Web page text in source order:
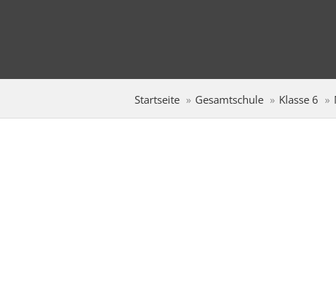
Startseite Gesamtschule Klasse 6